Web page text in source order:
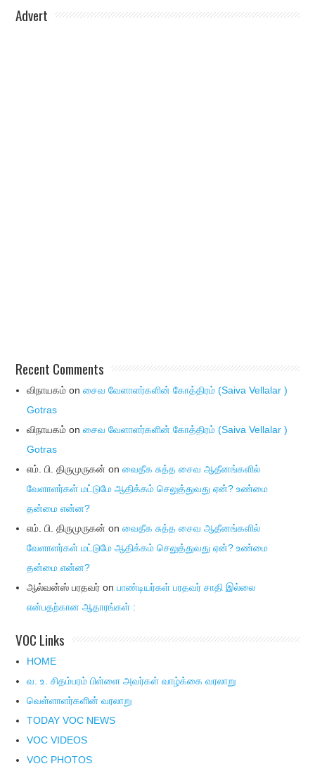
Advert
Recent Comments
விநாயகம் onசைவ வேளாளர்களின் கோத்திரம் (Saiva Vellalar )
Gotras
விநாயகம் onசைவ வேளாளர்களின் கோத்திரம் (Saiva Vellalar )
Gotras
எம். பி. திருமுருகன் onவைதீக சுத்த சைவ ஆதீனங்களில்
வேளாளர்கள் மட்டுமே ஆதிக்கம் செலுத்துவது ஏன்? உண்மை
தன்மை என்ன?
எம். பி. திருமுருகன் onவைதீக சுத்த சைவ ஆதீனங்களில்
வேளாளர்கள் மட்டுமே ஆதிக்கம் செலுத்துவது ஏன்? உண்மை
தன்மை என்ன?
ஆல்வன்ஸ் பரதவர் onபாண்டியர்கள் பரதவர் சாதி இல்லை
என்பதற்கான ஆதாரங்கள் :
VOC Links
HOME
வ. உ. சிதம்பரம் பிள்ளை அவர்கள் வாழ்க்கை வரலாறு
வெள்ளாளர்களின் வரலாறு
TODAY VOC NEWS
VOC VIDEOS
VOC PHOTOS